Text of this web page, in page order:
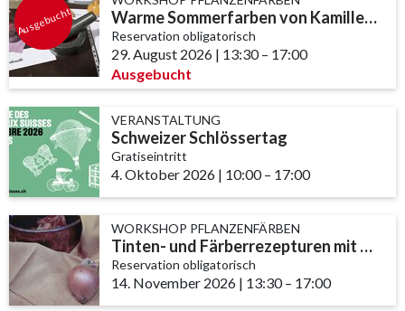
Ausgebucht Warme Sommerfarben von Kamillengelb bis Krapprot
Reservation obligatorisch
29. August 2026 | 13:30accessibility.time_to
– 17:00
Ausgebucht
VERANSTALTUNG
Schweizer Schlössertag
Gratiseintritt
4. Oktober 2026 | 10:00accessibility.time_to
– 17:00
WORKSHOP PFLANZENFÄRBEN
Tinten- und Färberrezepturen mit Nüssen, Efeu und Zwiebeln
Reservation obligatorisch
14. November 2026 | 13:30– 17:00